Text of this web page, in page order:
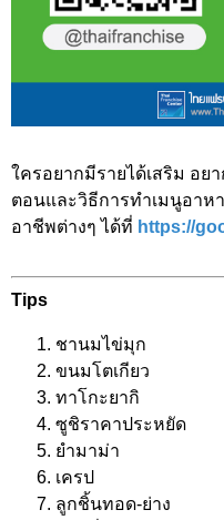
ใครอยากมีรายได้เสริม อ
ตอนและวิธีการทำเมนูอาห
อาชีพต่างๆ ได้ที่ https://
Tips
ชานมไข่มุก
ขนมโตเกียว
ทาโกะยากิ
ซูชิราคาประหยัด
ยำมาม่า
เครป
ลูกชิ้นทอด-ย่าง